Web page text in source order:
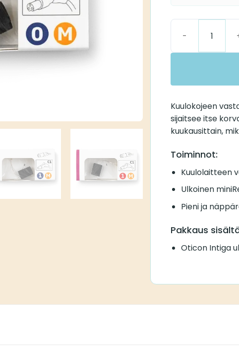
Kuulokojeen
sijaitsee itse
kuukausittain,
Toiminnot:
Kuulolaitteen
Ulkoinen
Pieni ja
Pakkaus
Oticon Intiga